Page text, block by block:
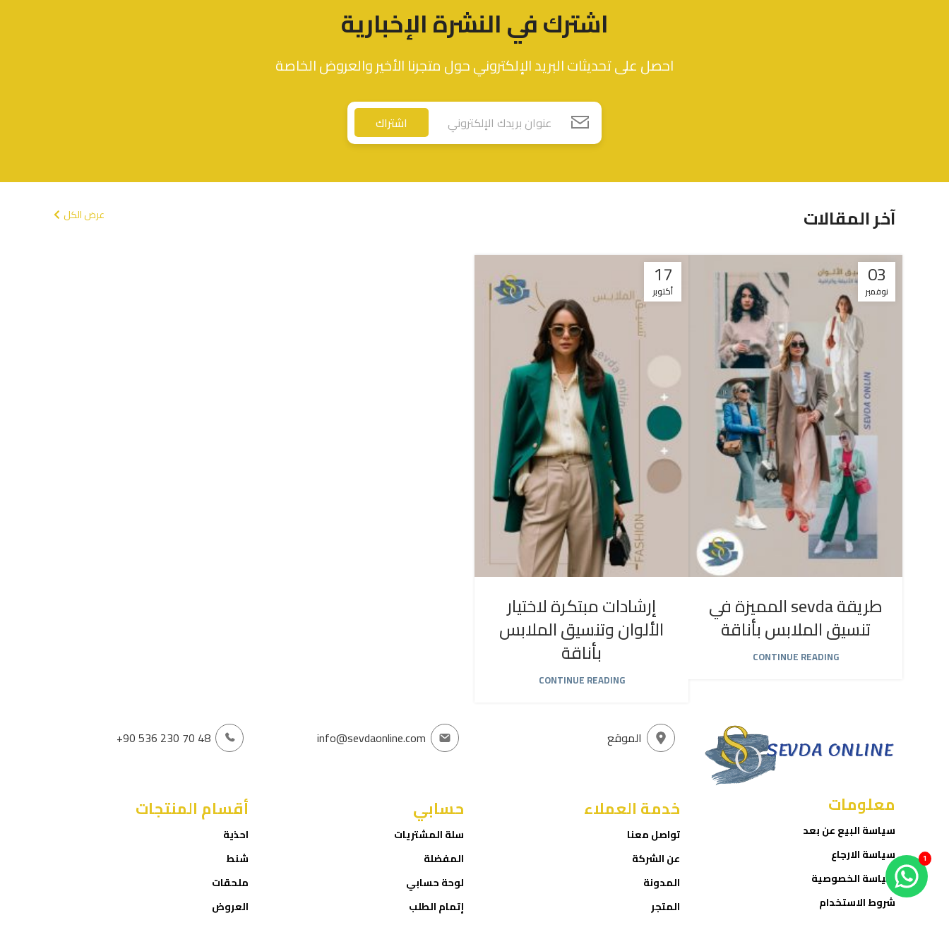
اشترك في النشرة الإخبارية
احصل على تحديثات البريد الإلكتروني حول متجرنا الأخير والعروض الخاصة
اشتراك
عرض الكل
آخر المقالات
03
نوفمبر
طريقة sevda المميزة في
تنسيق الملابس بأناقة
CONTINUE READING
17
أكتوبر
إرشادات مبتكرة لاختيار
الألوان وتنسيق الملابس
بأناقة
CONTINUE READING
+90 536 230 70 48
أقسام المنتجات
احذية
شنط
ملحقات
العروض
info@sevdaonline.com
حسابي
سلة المشتريات
المفضلة
لوحة حسابي
إتمام الطلب
الموقع
خدمة العملاء
تواصل معنا
عن الشركة
المدونة
المتجر
معلومات
سياسة البيع عن بعد
سياسة الارجاع
سياسة الخصوصية
شروط الاستخدام
1